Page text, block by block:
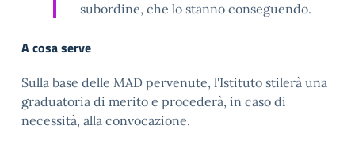
subordine, che lo stanno conseguendo.
A cosa serve
Sulla base delle MAD pervenute, l'Istituto stilerà una
graduatoria di merito e procederà, in caso di
necessità, alla convocazione.